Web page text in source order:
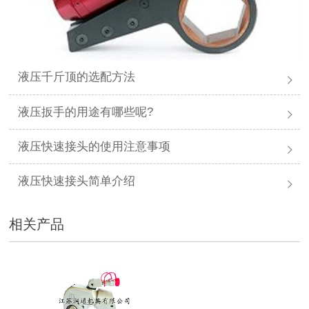
液压千斤顶的选配方法
液压扳手的用途有哪些呢?
液压快速接头的使用注意事项
液压快速接头简单介绍
相关产品